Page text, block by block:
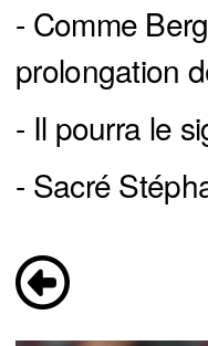
- Comme
prolongation
- Il pourra le
- Sacré